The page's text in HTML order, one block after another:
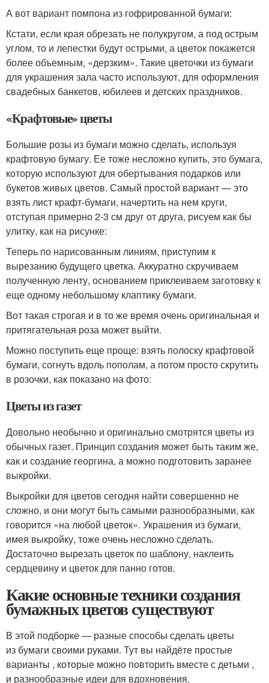
А вот вариант помпона из гофрированной бумаги:
Кстати, если края обрезать не полукругом, а под острым
углом, то и лепестки будут острыми, а цветок покажется
более объемным, «дерзким». Такие цветочки из бумаги
для украшения зала часто используют, для оформления
свадебных банкетов, юбилеев и детских праздников.
«Крафтовые» цветы
Большие розы из бумаги можно сделать, используя
крафтовую бумагу. Ее тоже несложно купить, это бумага,
которую используют для обертывания подарков или
букетов живых цветов. Самый простой вариант — это
взять лист крафт-бумаги, начертить на нем круги,
отступая примерно 2-3 см друг от друга, рисуем как бы
улитку, как на рисунке:
Теперь по нарисованным линиям, приступим к
вырезанию будущего цветка. Аккуратно скручиваем
полученную ленту, основанием приклеиваем заготовку к
еще одному небольшому клаптику бумаги.
Вот такая строгая и в то же время очень оригинальная и
притягательная роза может выйти.
Можно поступить еще проще: взять полоску крафтовой
бумаги, согнуть вдоль пополам, а потом просто скрутить
в розочки, как показано на фото:
Цветы из газет
Довольно необычно и оригинально смотрятся цветы из
обычных газет. Принцип создания может быть таким же,
как и создание георгина, а можно подготовить заранее
выкройки.
Выкройки для цветов сегодня найти совершенно не
сложно, и они могут быть самыми разнообразными, как
говорится «на любой цветок». Украшения из бумаги,
имея выкройку, тоже очень несложно сделать.
Достаточно вырезать цветок по шаблону, наклеить
сердцевину и цветок для панно готов.
Какие основные техники создания
бумажных цветов существуют
В этой подборке — разные способы сделать цветы
из бумаги своими руками. Тут вы найдёте простые
варианты , которые можно повторить вместе с детьми ,
и разнообразные идеи для вдохновения.